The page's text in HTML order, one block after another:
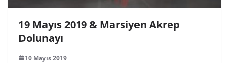
19 Mayıs 2019 & Marsiyen Akrep
Dolunayı
10 Mayıs 2019